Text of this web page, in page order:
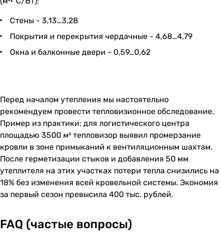
Стены - 3,13…3,28
Покрытия и перекрытия чердачные - 4,68…4,79
Окна и балконные двери - 0,59…0,62
Перед началом утепления мы настоятельно
рекомендуем провести тепловизионное обследование.
Пример из практики: для логистического центра
площадью 3500 м² тепловизор выявил промерзание
кровли в зоне примыканий к вентиляционным шахтам.
После герметизации стыков и добавления 50 мм
утеплителя на этих участках потери тепла снизились на
18% без изменения всей кровельной системы. Экономия
за первый сезон превысила 400 тыс. рублей.
FAQ (частые вопросы)